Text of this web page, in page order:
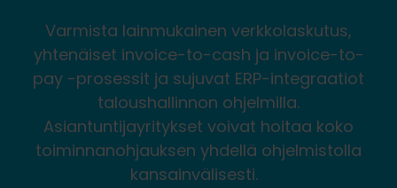
Varmista lainmukainen verkkolaskutus,
yhtenäiset invoice-to-cash ja invoice-to-
pay -prosessit ja sujuvat ERP-integraatiot
taloushallinnon ohjelmilla.
Asiantuntijayritykset voivat hoitaa koko
toiminnanohjauksen yhdellä ohjelmistolla
kansainvälisesti.